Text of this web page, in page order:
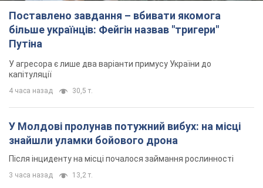
У Молдові пролунав потужний вибух: на місці
знайшли уламки бойового дрона
Після інциденту на місці почалося займання рослинності
3 часа назад
Вчителям підвищать зарплати на 20%: скільки
будуть отримувати педагоги з 1 вересня
Які зміни планують у цій сфері
5 часов назад 31,9 т.